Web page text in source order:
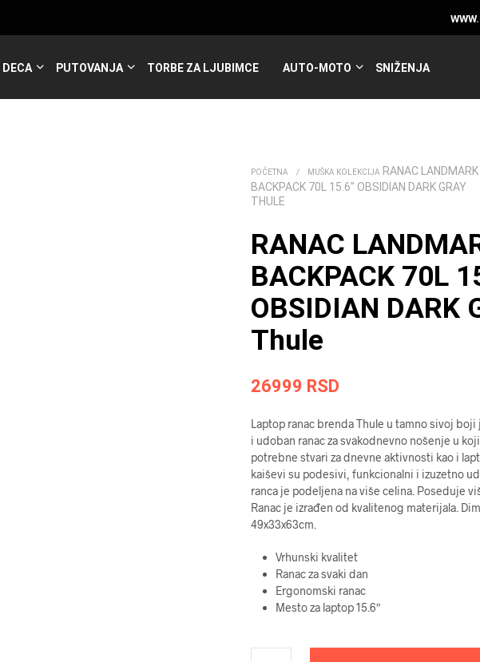
DECA PUTOVANJA TORBE ZA LJUBIMCE AUTO-MOTO SNIŽENJA
POČETNA / MUŠKA KOLEKCIJA RANAC LANDMARK
BACKPACK 70L 15.6″ OBSIDIAN DARK GRAY
THULE
RANAC
BACKPACK 70L
OBSIDIAN DARK
Thule
26999 RSD
Laptop ranac brenda Thule u tamno sivoj
i udoban ranac za svakodnevno nošenje u
potrebne stvari za dnevne aktivnosti kao i
kaiševi su podesivi, funkcionalni i izuzetno
ranca je podeljena na više celina. Poseduje
Ranac je izrađen od kvalitenog materijala.
49x33x63cm.
Vrhunski kvalitet
Ranac za svaki dan
Ergonomski ranac
Mesto za laptop 15.6″